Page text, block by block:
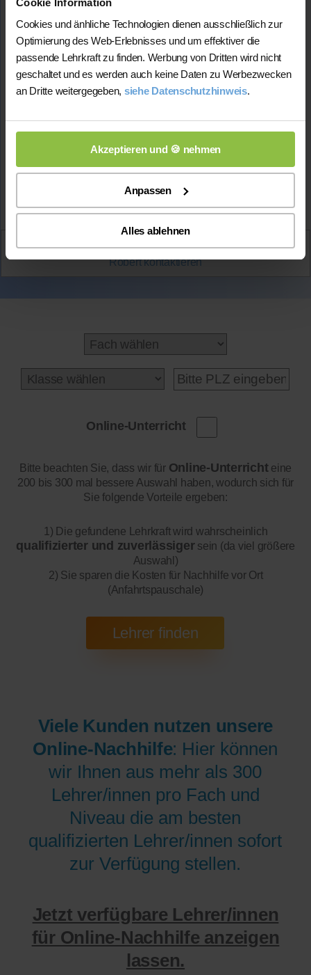
Cookies und änhliche Technologien dienen ausschließlich zur
Optimierung des Web-Erlebnisses und um effektiver die
passende Lehrkraft zu finden. Werbung von Dritten wird nicht
geschaltet und es werden auch keine Daten zu Werbezwecken
an Dritte weitergegeben, siehe Datenschutzhinweis.
Akzeptieren und 🍪 nehmen
Anpassen
Alles ablehnen
Ich konnte in Latein 15 Punkte im Abitur erreichen.
Studium:Ich studiere Jura an der Universität
Heidelberg
Abiturdurchschnitt:1,7
Latein-Noteim Abitur: 1
Lehrerfahrung:1 Jahr Unterrichtserfahrung
Team.net unterrichtet
Mehr Infos
Aktiv
Robert kontaktieren
Online-Unterricht
Bitte beachten Sie, dass wir für Online-Unterrichteine
200 bis 300 mal bessere Auswahl haben, wodurch sich für
Sie folgende Vorteile ergeben:
1) Die gefundene Lehrkraft wird wahrscheinlich
qualifizierter und zuverlässigersein (da viel größere
Auswahl)
2) Sie sparen die Kosten für Nachhilfe vor Ort
(Anfahrtspauschale)
Viele Kunden nutzen unsere
Online-Nachhilfe: Hier können
wir Ihnen aus mehr als 300
Lehrer/innen pro Fach und
Niveau die am besten
qualifizierten Lehrer/innen sofort
zur Verfügung stellen.
Jetzt verfügbare Lehrer/innen
für Online-Nachhilfe anzeigen
lassen.